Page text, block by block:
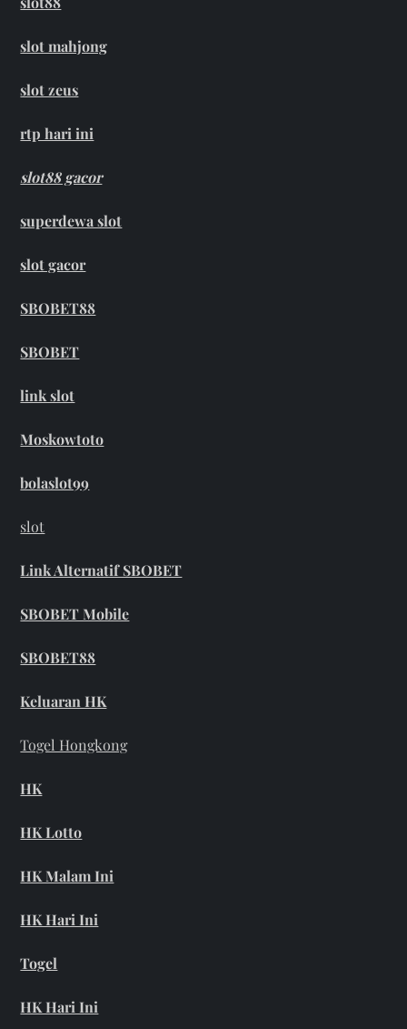
slot mahjong
slot zeus
rtp hari ini
slot88 gacor
superdewa slot
slot gacor
SBOBET88
SBOBET
link slot
Moskowtoto
bolaslot99
slot
Link Alternatif SBOBET
SBOBET Mobile
SBOBET88
Keluaran HK
Togel Hongkong
HK
HK Lotto
HK Malam Ini
HK Hari Ini
Togel
HK Hari Ini